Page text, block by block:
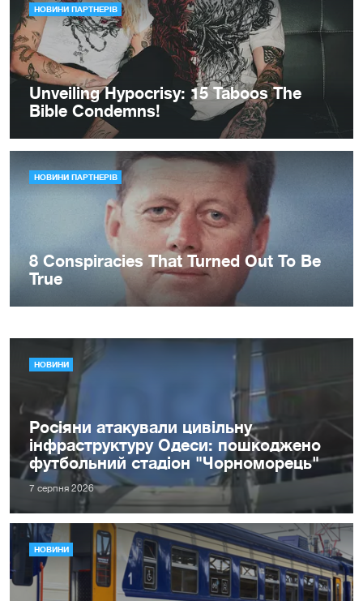
НОВИНИ
Росіяни атакували цивільну
інфраструктуру Одеси: пошкоджено
футбольний стадіон "Чорноморець"
7 серпня 2026
НОВИНИ